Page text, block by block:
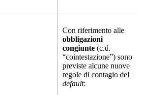
Con riferimento alle
obbligazioni
congiunte (c.d.
“cointestazione”) sono
previste alcune nuove
regole di contagio del
default: